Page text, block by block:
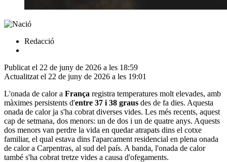
Redacció
Publicat el 22 de juny de 2026 a les 18:59
Actualitzat el 22 de juny de 2026 a les 19:01
L'onada de calor a França registra temperatures molt elevades, amb
màximes persistents d'entre 37 i 38 graus des de fa dies. Aquesta
onada de calor ja s'ha cobrat diverses vides. Les més recents, aquest
cap de setmana, dos menors: un de dos i un de quatre anys. Aquests
dos menors van perdre la vida en quedar atrapats dins el cotxe
familiar, el qual estava dins l'aparcament residencial en plena onada
de calor a Carpentras, al sud del país. A banda, l'onada de calor
també s'ha cobrat tretze vides a causa d'ofegaments.